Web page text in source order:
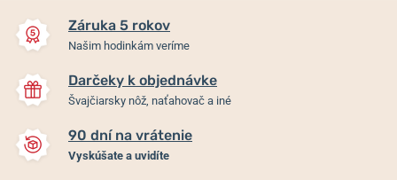
Záruka 5 rokov
Našim hodinkám veríme
Darčeky k objednávke
Švajčiarsky nôž, naťahovač a iné
90 dní na vrátenie
Vyskúšate a uvidíte